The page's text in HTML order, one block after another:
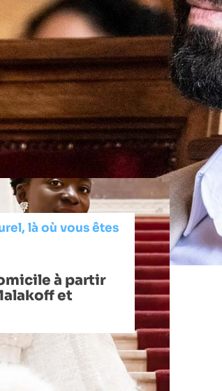
là où vous êtes
à partir
et